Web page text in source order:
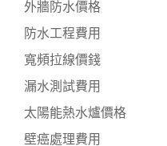
外牆防水價格
防水工程費用
寬頻拉線價錢
漏水測試費用
太陽能熱水爐價格
壁癌處理費用